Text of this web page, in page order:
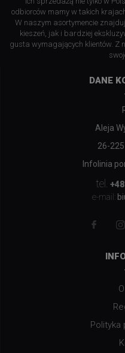
odbiorców mamy w takich
W naszym asortymencie
kieszeń, jak i bardziej
gusta wymagających klientów. Z
DANE
Aleja
26-
Infolinia
tel.
e-mail:
Polityka